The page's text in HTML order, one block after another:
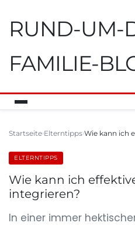
RUND-UM-
FAMILIE-
Startseite Elterntipps Wie kann ich
ELTERNTIPPS
Wie kann ich
integrieren?
In einer immer